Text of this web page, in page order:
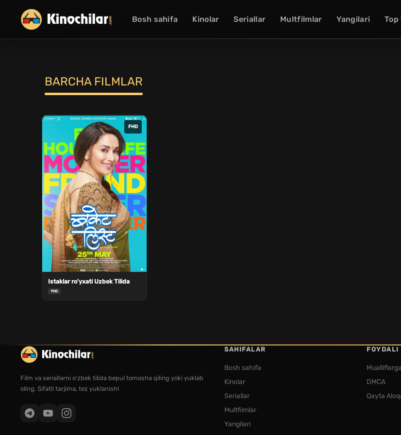
Bosh sahifa Kinolar Seriallar Multfilmlar Yangilari Top
BARCHA FILMLAR
FHD
Istaklar ro'yxati Uzbek Tilida
FHD
Film va seriallarni o'zbek tilida bepul tomosha qiling yoki yuklab
oling. Sifatli tarjima, tez yuklanish!
SAHIFALAR
Bosh sahifa
Kinolar
Seriallar
Multfilmlar
Yangilari
FOYDALI
Mualliflarga
DMCA
Qayta